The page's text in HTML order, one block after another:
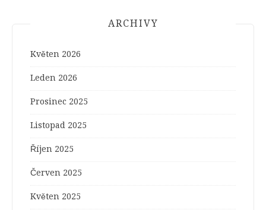
ARCHIVY
Květen 2026
Leden 2026
Prosinec 2025
Listopad 2025
Říjen 2025
Červen 2025
Květen 2025